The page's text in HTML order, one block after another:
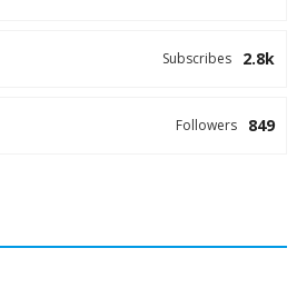
2.8k
Subscribes
849
Followers